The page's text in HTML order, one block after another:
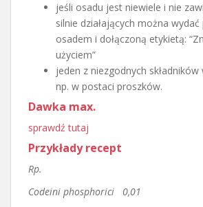
jeśli osadu jest niewiele i nie
silnie działających można
osadem i dołączoną etykietą:
użyciem”
jeden z niezgodnych
np. w postaci proszków.
Dawka max.
sprawdź tutaj
Przykłady recept
Rp.
Codeini phosphorici 0,01